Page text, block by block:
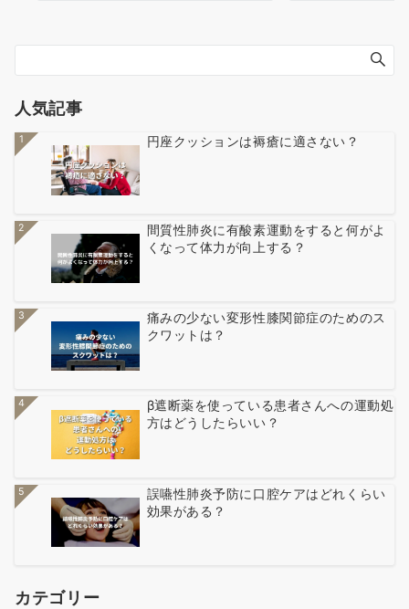
人気記事
1 円座クッションは褥瘡に適さない？
2
間質性肺炎に有酸素運動をすると何がよ
くなって体力が向上する？
3
痛みの少ない変形性膝関節症のためのス
クワットは？
4
β遮断薬を使っている患者さんへの運動処
方はどうしたらいい？
5
誤嚥性肺炎予防に口腔ケアはどれくらい
効果がある？
カテゴリー